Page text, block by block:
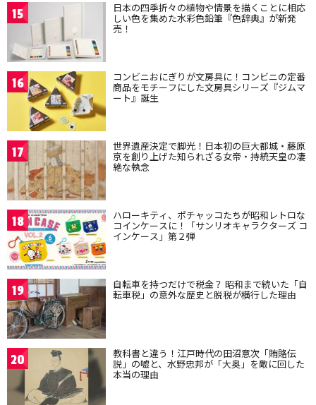
15 日本の四季折々の植物や情景を描くことに相応
しい色を集めた水彩色鉛筆『色辞典』が新発
売！
16 コンビニおにぎりが文房具に！コンビニの定番
商品をモチーフにした文房具シリーズ『ジムマ
ート』誕生
17 世界遺産決定で脚光！日本初の巨大都城・藤原
京を創り上げた知られざる女帝・持統天皇の凄
絶な執念
18 ハローキティ、ポチャッコたちが昭和レトロな
コインケースに！「サンリオキャラクターズ コ
インケース」第２弾
19 自転車を持つだけで税金？ 昭和まで続いた「自
転車税」の意外な歴史と脱税が横行した理由
20 教科書と違う！江戸時代の田沼意次「賄賂伝
説」の嘘と、水野忠邦が「大奥」を敵に回した
本当の理由